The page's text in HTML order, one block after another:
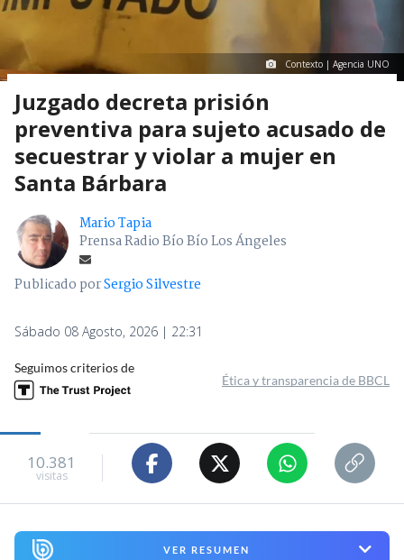
Contexto | Agencia UNO
Juzgado decreta prisión
preventiva para sujeto acusado de
secuestrar y violar a mujer en
Santa Bárbara
Mario Tapia
Prensa Radio Bío Bío Los Ángeles
Publicado porSergio Silvestre
Sábado 08 Agosto, 2026 | 22:31
Seguimos criterios de
Ética y transparencia de BBCL
10.381
visitas
VER RESUMEN